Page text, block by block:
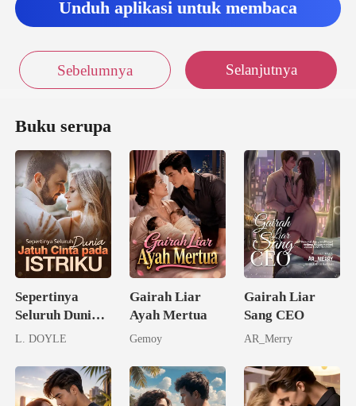
Unduh aplikasi untuk membaca
Sebelumnya Selanjutnya
Buku serupa
Sepertinya
Seluruh Dunia
Jatuh Cinta
L. DOYLE
Gairah Liar
Ayah Mertua
Gemoy
Gairah Liar
Sang CEO
AR_Merry